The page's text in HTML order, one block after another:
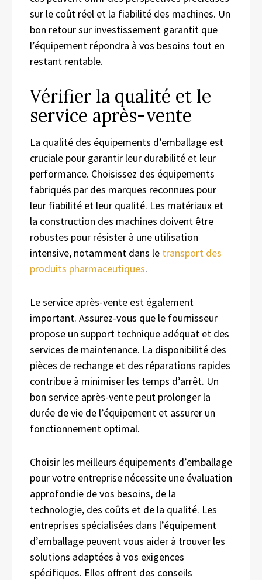
sur le coût réel et la fiabilité des machines. Un
bon retour sur investissement garantit que
l’équipement répondra à vos besoins tout en
restant rentable.
Vérifier la qualité et le
service après-vente
La qualité des équipements d’emballage est
cruciale pour garantir leur durabilité et leur
performance. Choisissez des équipements
fabriqués par des marques reconnues pour
leur fiabilité et leur qualité. Les matériaux et
la construction des machines doivent être
robustes pour résister à une utilisation
intensive, notamment dans le transport des
produits pharmaceutiques.
Le service après-vente est également
important. Assurez-vous que le fournisseur
propose un support technique adéquat et des
services de maintenance. La disponibilité des
pièces de rechange et des réparations rapides
contribue à minimiser les temps d’arrêt. Un
bon service après-vente peut prolonger la
durée de vie de l’équipement et assurer un
fonctionnement optimal.
Choisir les meilleurs équipements d’emballage
pour votre entreprise nécessite une évaluation
approfondie de vos besoins, de la
technologie, des coûts et de la qualité. Les
entreprises spécialisées dans l’équipement
d’emballage peuvent vous aider à trouver les
solutions adaptées à vos exigences
spécifiques. Elles offrent des conseils